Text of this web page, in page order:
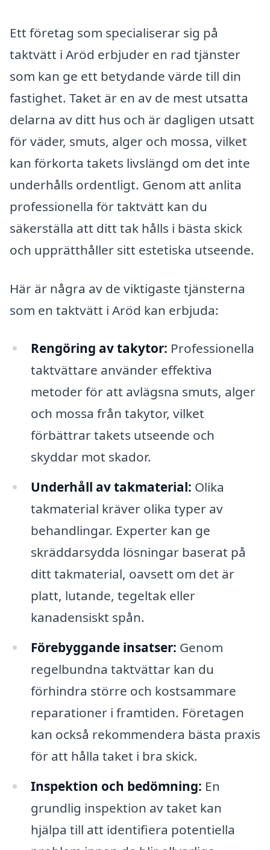
Ett företag som specialiserar sig på
taktvätt i Aröd erbjuder en rad tjänster
som kan ge ett betydande värde till din
fastighet. Taket är en av de mest utsatta
delarna av ditt hus och är dagligen utsatt
för väder, smuts, alger och mossa, vilket
kan förkorta takets livslängd om det inte
underhålls ordentligt. Genom att anlita
professionella för taktvätt kan du
säkerställa att ditt tak hålls i bästa skick
och upprätthåller sitt estetiska utseende.
Här är några av de viktigaste tjänsterna
som en taktvätt i Aröd kan erbjuda:
Rengöring av takytor: Professionella
taktvättare använder effektiva
metoder för att avlägsna smuts, alger
och mossa från takytor, vilket
förbättrar takets utseende och
skyddar mot skador.
Underhåll av takmaterial: Olika
takmaterial kräver olika typer av
behandlingar. Experter kan ge
skräddarsydda lösningar baserat på
ditt takmaterial, oavsett om det är
platt, lutande, tegeltak eller
kanadensiskt spån.
Förebyggande insatser: Genom
regelbundna taktvättar kan du
förhindra större och kostsammare
reparationer i framtiden. Företagen
kan också rekommendera bästa praxis
för att hålla taket i bra skick.
Inspektion och bedömning: En
grundlig inspektion av taket kan
hjälpa till att identifiera potentiella